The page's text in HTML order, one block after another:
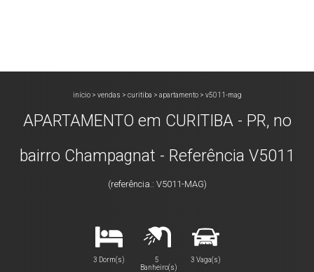
início> vendas > curitiba > apartamento> v5011-mag
APARTAMENTO em CURITIBA - PR, no
bairro Champagnat - Referência V5011
(referência.: V5011-MAG)
3 Dorm(s)
5
Banheiro(s)
3 Vaga(s)